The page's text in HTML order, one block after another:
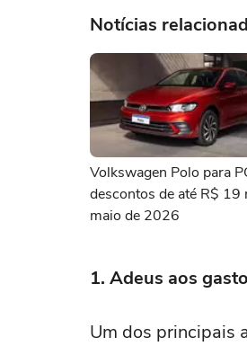
Notícias
Volkswagen Polo para
descontos de até R$ 19
maio de 2026
1. Adeus aos
Um dos principais